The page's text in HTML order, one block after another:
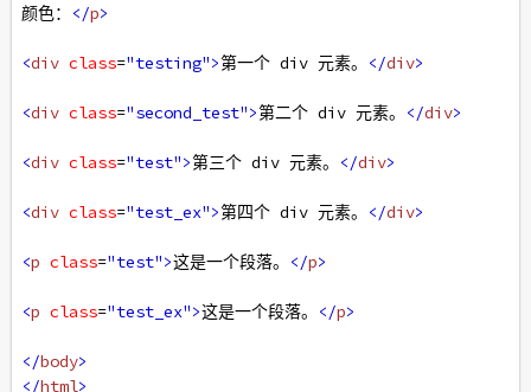
颜色：
</p>
<div class="testing">第一个 div 元素。 </div>
<div class="second_test">第二个 div 元素。 </div>
<div class="test">第三个 div 元素。 </div>
<div class="test_ex">第四个 div 元素。 </div>
<p class="test">这是一个段落。 </p>
<p class="test_ex">这是一个段落。 </p>
</body>
</html>